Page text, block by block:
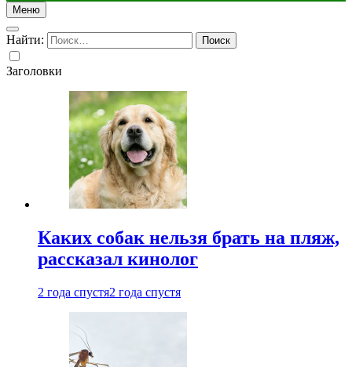
Меню
Найти:
Заголовки
Каких собак нельзя брать на пляж,
рассказал кинолог
2 года спустя2 года спустя